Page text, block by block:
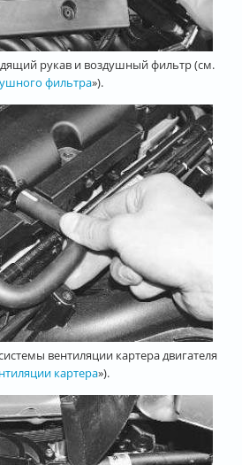
рукав и воздушный фильтр (см.
фильтра»).
вентиляции картера двигателя
картера»).